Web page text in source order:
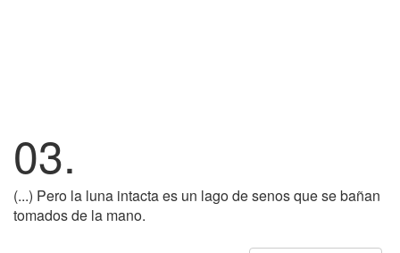
03.
(...) Pero la luna intacta es un lago de senos que se bañan
tomados de la mano.